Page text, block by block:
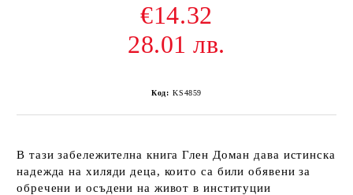
€14.32
28.01 лв.
Код: KS4859
В тази забележителна книга Глен Доман дава истинска
надежда на хиляди деца, които са били обявени за
обречени и осъдени на живот в институции